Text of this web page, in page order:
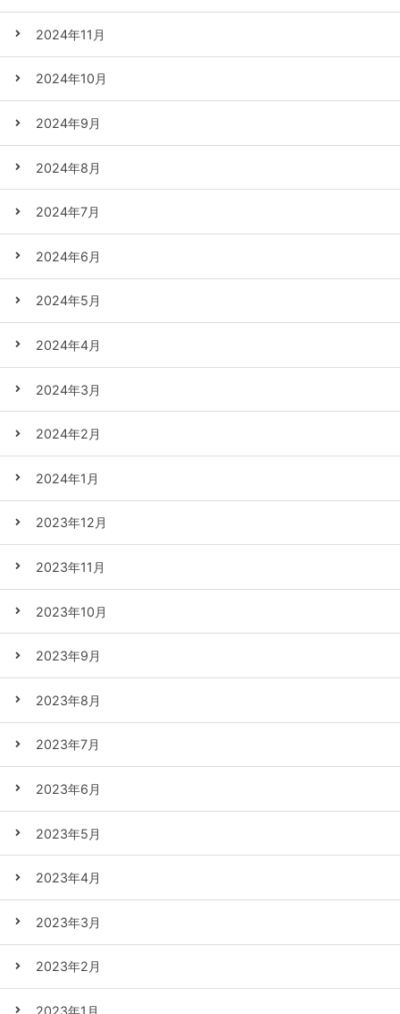
2024年11月
2024年10月
2024年9月
2024年8月
2024年7月
2024年6月
2024年5月
2024年4月
2024年3月
2024年2月
2024年1月
2023年12月
2023年11月
2023年10月
2023年9月
2023年8月
2023年7月
2023年6月
2023年5月
2023年4月
2023年3月
2023年2月
2023年1月